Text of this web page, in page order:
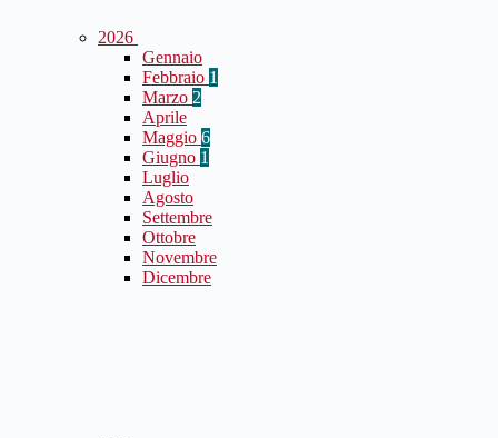
2026
Gennaio
Febbraio 1
Marzo 2
Aprile
Maggio 6
Giugno 1
Luglio
Agosto
Settembre
Ottobre
Novembre
Dicembre